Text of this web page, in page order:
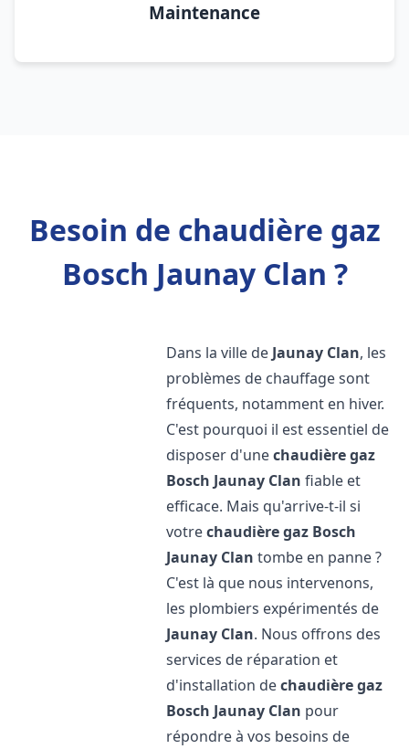
Maintenance
Besoin de chaudière gaz
Bosch Jaunay Clan ?
Dans la ville de Jaunay Clan, les
problèmes de chauffage sont
fréquents, notamment en hiver.
C'est pourquoi il est essentiel de
disposer d'unechaudière gaz
Bosch Jaunay Clan fiable et
efficace. Mais qu'arrive-t-il si
votrechaudière gaz Bosch
Jaunay Clan tombe en panne ?
C'est là que nous intervenons,
les plombiers expérimentés de
Jaunay Clan. Nous offrons des
services de réparation et
d'installation dechaudière gaz
Bosch Jaunay Clan pour
répondre à vos besoins de